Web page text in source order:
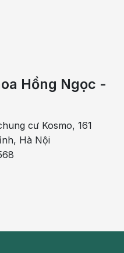
quả
thịt và trứng), đường
Hồng Ngọc -
cư Kosmo, 161
Hà Nội